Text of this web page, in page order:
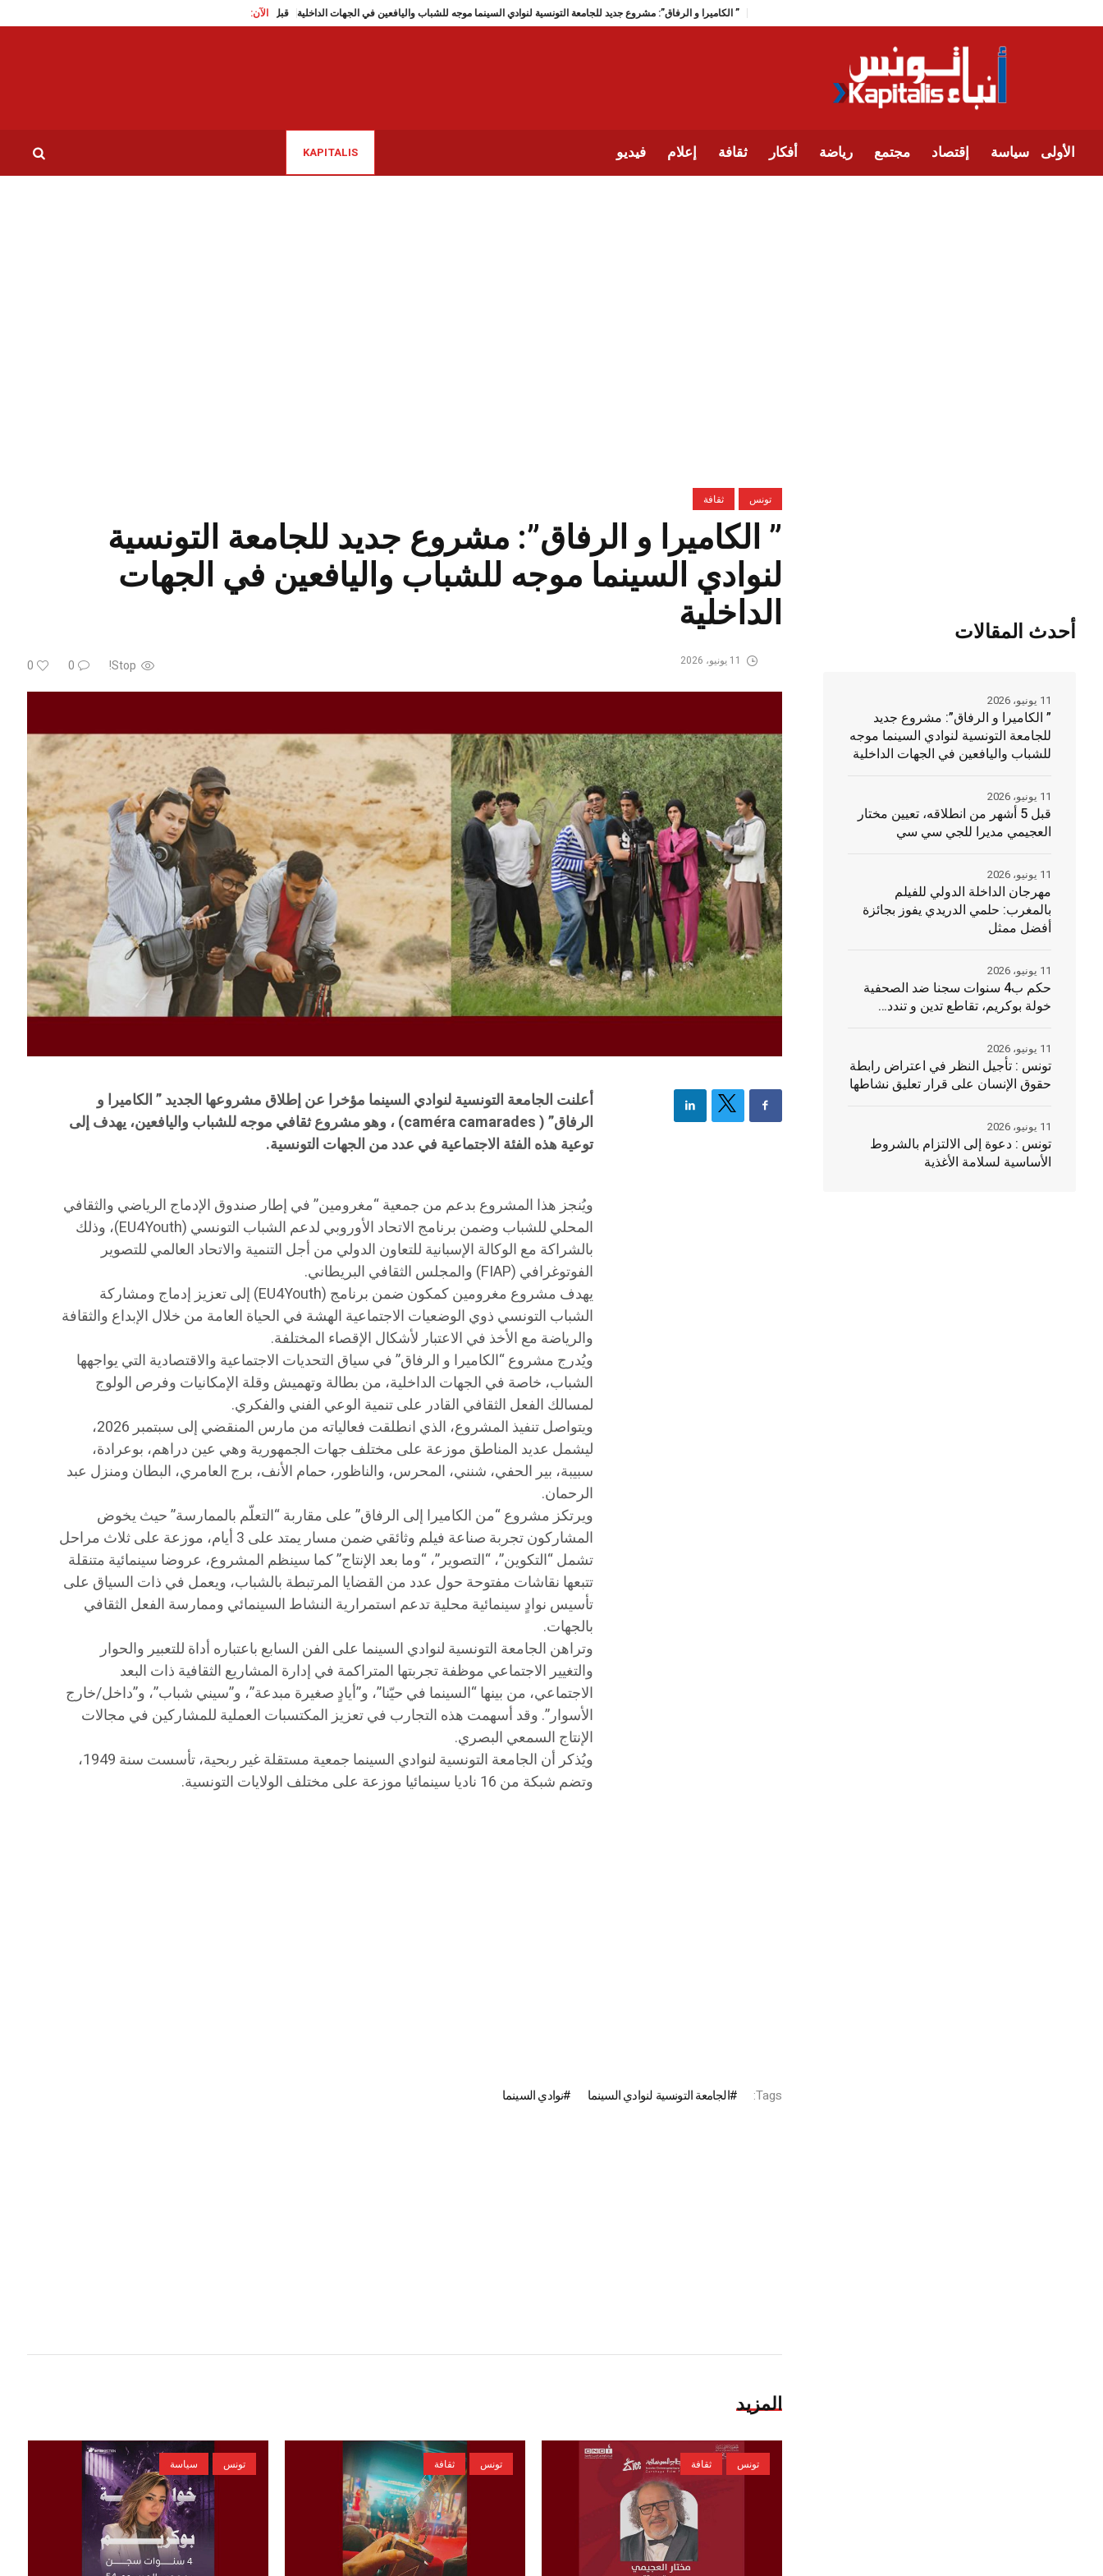
الآن:
” الكاميرا و الرفاق”: مشروع جديد للجامعة التونسية لنوادي السينما موجه للشباب واليافعين في الجهات الداخلية
الأولى سياسة إقتصاد مجتمع رياضة أفكار ثقافة إعلام فيديو KAPITALIS
تونس ثقافة
” الكاميرا و الرفاق”: مشروع جديد للجامعة التونسية
لنوادي السينما موجه للشباب واليافعين في الجهات
الداخلية
Stop!
0
0 11 يونيو، 2026
أعلنت الجامعة التونسية لنوادي السينما مؤخرا عن إطلاق مشروعها الجديد ” الكاميرا و
الرفاق” ( caméra camarades) ، وهو مشروع ثقافي موجه للشباب واليافعين، يهدف إلى
توعية هذه الفئة الاجتماعية في عدد من الجهات التونسية.
ويُنجز هذا المشروع بدعم من جمعية “مغرومين” في إطار صندوق الإدماج الرياضي والثقافي
المحلي للشباب وضمن برنامج الاتحاد الأوروبي لدعم الشباب التونسي (EU4Youth)، وذلك
بالشراكة مع الوكالة الإسبانية للتعاون الدولي من أجل التنمية والاتحاد العالمي للتصوير
الفوتوغرافي (FIAP) والمجلس الثقافي البريطاني.
يهدف مشروع مغرومين كمكون ضمن برنامج (EU4Youth) إلى تعزيز إدماج ومشاركة
الشباب التونسي ذوي الوضعيات الاجتماعية الهشة في الحياة العامة من خلال الإبداع والثقافة
والرياضة مع الأخذ في الاعتبار لأشكال الإقصاء المختلفة.
ويُدرج مشروع “الكاميرا و الرفاق” في سياق التحديات الاجتماعية والاقتصادية التي يواجهها
الشباب، خاصة في الجهات الداخلية، من بطالة وتهميش وقلة الإمكانيات وفرص الولوج
لمسالك الفعل الثقافي القادر على تنمية الوعي الفني والفكري.
ويتواصل تنفيذ المشروع، الذي انطلقت فعالياته من مارس المنقضي إلى سبتمبر 2026،
ليشمل عديد المناطق موزعة على مختلف جهات الجمهورية وهي عين دراهم، بوعرادة،
سبيبة، بير الحفي، شنني، المحرس، والناظور، حمام الأنف، برج العامري، البطان ومنزل عبد
الرحمان.
ويرتكز مشروع “من الكاميرا إلى الرفاق” على مقاربة “التعلّم بالممارسة” حيث يخوض
المشاركون تجربة صناعة فيلم وثائقي ضمن مسار يمتد على 3 أيام، موزعة على ثلاث مراحل
تشمل “التكوين”، “التصوير”، “وما بعد الإنتاج” كما سينظم المشروع، عروضا سينمائية متنقلة
تتبعها نقاشات مفتوحة حول عدد من القضايا المرتبطة بالشباب، ويعمل في ذات السياق على
تأسيس نوادٍ سينمائية محلية تدعم استمرارية النشاط السينمائي وممارسة الفعل الثقافي
بالجهات.
وتراهن الجامعة التونسية لنوادي السينما على الفن السابع باعتباره أداة للتعبير والحوار
والتغيير الاجتماعي موظفة تجربتها المتراكمة في إدارة المشاريع الثقافية ذات البعد
الاجتماعي، من بينها “السينما في حيّنا”، و”أيادٍ صغيرة مبدعة”، و”سيني شباب”، و”داخل/خارج
الأسوار”. وقد أسهمت هذه التجارب في تعزيز المكتسبات العملية للمشاركين في مجالات
الإنتاج السمعي البصري.
ويُذكر أن الجامعة التونسية لنوادي السينما جمعية مستقلة غير ربحية، تأسست سنة 1949،
وتضم شبكة من 16 ناديا سينمائيا موزعة على مختلف الولايات التونسية.
Tags: الجامعة التونسية لنوادي السينما نوادي السينما
المزيد
تونس ثقافة تونس ثقافة تونس سياسة
أحدث المقالات
” الكاميرا و الرفاق”: مشروع جديد
للجامعة التونسية لنوادي السينما موجه
للشباب واليافعين في الجهات الداخلية
11 يونيو، 2026
قبل 5 أشهر من انطلاقه، تعيين مختار
العجيمي مديرا للجي سي سي
11 يونيو، 2026
مهرجان الداخلة الدولي للفيلم
بالمغرب: حلمي الدريدي يفوز بجائزة
أفضل ممثل
11 يونيو، 2026
حكم ب4 سنوات سجنا ضد الصحفية
خولة بوكريم، تقاطع تدين و تندد…
11 يونيو، 2026
تونس : تأجيل النظر في اعتراض رابطة
حقوق الإنسان على قرار تعليق نشاطها
11 يونيو، 2026
تونس : دعوة إلى الالتزام بالشروط
الأساسية لسلامة الأغذية
11 يونيو، 2026